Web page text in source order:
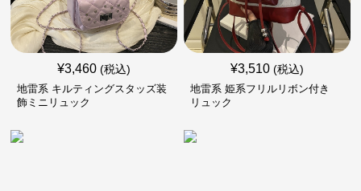
¥3,460 (税込)
地雷系 キルティングスタッズ装
飾ミニリュック
¥3,510 (税込)
地雷系 姫系フリルリボン付き
リュック